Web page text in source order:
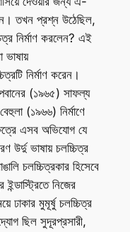
তখন প্রশ্ন উঠেছিল,
নির্মাণ করলেন? এই
ভাষায়
নির্মাণ করেন।
(১৯৬৫) সাফল্য
(১৯৬৬) নির্মাণে
এসব অভিযোগ যে
উর্দু ভাষায় চলচ্চিত্র
চলচ্চিত্রকার হিসেবে
নিজের
ঢাকার মুমূর্ষু চলচ্চিত্র
ছিল সুদূরপ্রসারী,